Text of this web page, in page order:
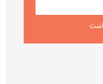
است